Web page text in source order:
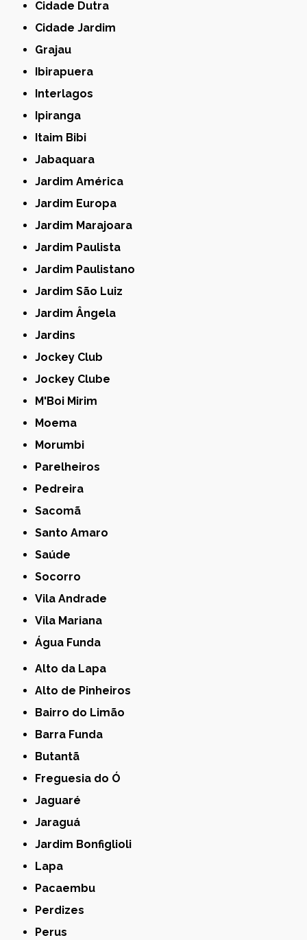
Cidade Dutra
Cidade Jardim
Grajau
Ibirapuera
Interlagos
Ipiranga
Itaim Bibi
Jabaquara
Jardim América
Jardim Europa
Jardim Marajoara
Jardim Paulista
Jardim Paulistano
Jardim São Luiz
Jardim Ângela
Jardins
Jockey Club
Jockey Clube
M'Boi Mirim
Moema
Morumbi
Parelheiros
Pedreira
Sacomã
Santo Amaro
Saúde
Socorro
Vila Andrade
Vila Mariana
Água Funda
Alto da Lapa
Alto de Pinheiros
Bairro do Limão
Barra Funda
Butantã
Freguesia do Ó
Jaguaré
Jaraguá
Jardim Bonfiglioli
Lapa
Pacaembu
Perdizes
Perus